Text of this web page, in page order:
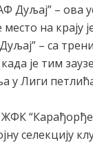
Дуљај” – ова
на крају
– са
је тим
Лиги
селекцију